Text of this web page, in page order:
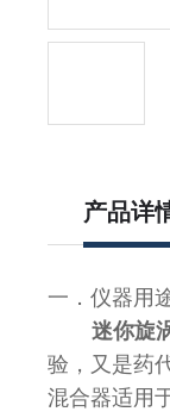
产品详
一．仪器用
迷你旋
验，又是药
混合器适用